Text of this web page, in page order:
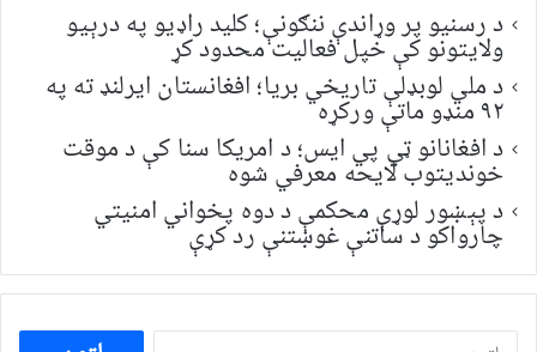
د رسنیو پر وړاندې ننګونې؛ کلید راډیو په درېیو
ولایتونو کې خپل فعالیت محدود کړ
د ملي لوبډلې تاریخي بریا؛ افغانستان ایرلنډ ته په
۹۲ منډو ماتې ورکړه
د افغانانو ټي پي ایس؛ د امریکا سنا کې د موقت
خونديتوب لایحه معرفي شوه
د پېښور لوړې محکمې د دوه پخواني امنیتي
چارواکو د ساتنې غوښتنې رد کړې
ددی